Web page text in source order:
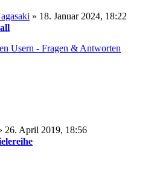
» 18. Januar 2024, 18:22
Usern - Fragen & Antworten
26. April 2019, 18:56